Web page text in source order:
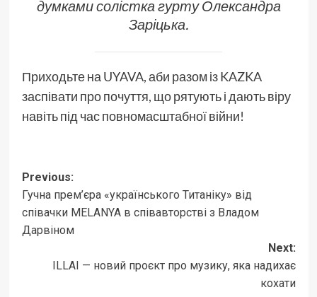
думками солістка гурту Олександра
Заріцька.
Приходьте на UYAVA, аби разом із KAZKA
заспівати про почуття, що рятують і дають віру
навіть під час повномасштабної війни!
Post
navigation
Previous:
Гучна прем’єра «українського Титаніку» від
співачки MELANYA в співавторстві з Владом
Дарвіном
Next:
ILLAI — новий проєкт про музику, яка надихає
кохати